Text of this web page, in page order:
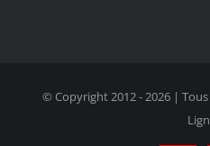
© Copyright 2012 -2026 |